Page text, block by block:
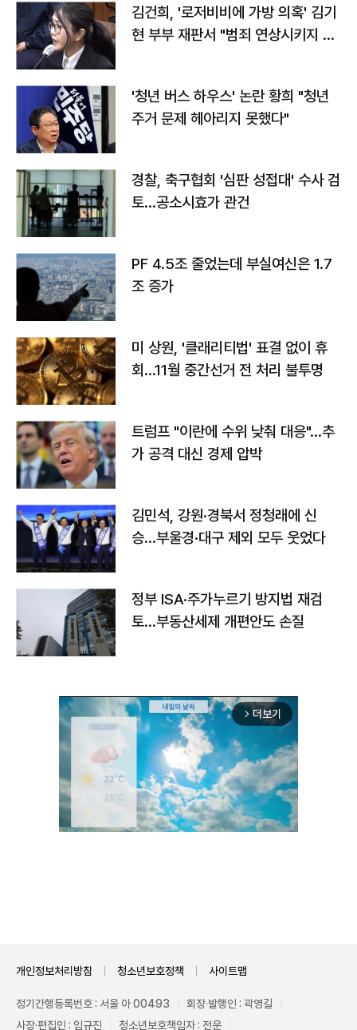
김건희, '로저비비에 가방 의혹' 김기
현 부부 재판서 "범죄 연상시키지 말
'청년 버스 하우스' 논란 황희 "청년
주거 문제 헤아리지 못했다"
경찰, 축구협회 '심판 성접대' 수사 검
토…공소시효가 관건
PF 4.5조 줄었는데 부실여신은 1.7
조 증가
미 상원, '클래리티법' 표결 없이 휴
회…11월 중간선거 전 처리 불투명
트럼프 "이란에 수위 낮춰 대응"…추
가 공격 대신 경제 압박
김민석, 강원·경북서 정청래에 신
승…부울경·대구 제외 모두 웃었다
정부 ISA·주가누르기 방지법 재검
토…부동산세제 개편안도 손질
arrow_forward_ios 더보기
개인정보처리방침 청소년보호정책 사이트맵
정기간행등록번호 : 서울 아 00493
회장·발행인 : 곽영길
사장·편집인 : 임규진
청소년보호책임자 : 전운